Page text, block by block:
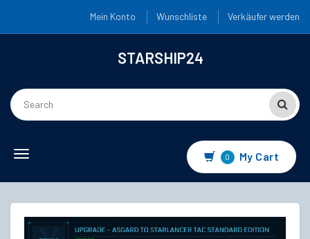
Mein Konto Wunschliste Verkäufer werden
STARSHIP24
Toggle
0 My Cart